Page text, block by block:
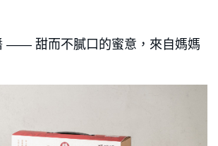
—— 甜而不膩口的蜜意，來自媽媽